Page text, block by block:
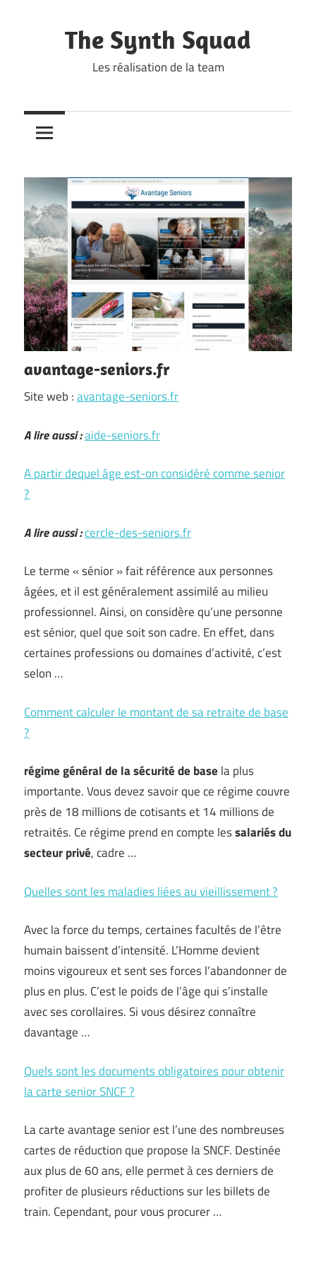
The Synth Squad
Les réalisation de la team
avantage-seniors.fr
Site web :avantage-seniors.fr
A lire aussi :aide-seniors.fr
A partir dequel âge est-on considéré comme senior
?
A lire aussi :cercle-des-seniors.fr
Le terme « sénior » fait référence aux personnes
âgées, et il est généralement assimilé au milieu
professionnel. Ainsi, on considère qu’une personne
est sénior, quel que soit son cadre. En effet, dans
certaines professions ou domaines d’activité, c’est
selon …
Comment calculer le montant de sa retraite de base
?
régime général de la sécurité de base la plus
importante. Vous devez savoir que ce régime couvre
près de 18 millions de cotisants et 14 millions de
retraités. Ce régime prend en compte lessalariés du
secteur privé, cadre …
Quelles sont les maladies liées au vieillissement ?
Avec la force du temps, certaines facultés de l’être
humain baissent d’intensité. L’Homme devient
moins vigoureux et sent ses forces l’abandonner de
plus en plus. C’est le poids de l’âge qui s’installe
avec ses corollaires. Si vous désirez connaître
davantage …
Quels sont les documents obligatoires pour obtenir
la carte senior SNCF ?
La carte avantage senior est l’une des nombreuses
cartes de réduction que propose la SNCF. Destinée
aux plus de 60 ans, elle permet à ces derniers de
profiter de plusieurs réductions sur les billets de
train. Cependant, pour vous procurer …